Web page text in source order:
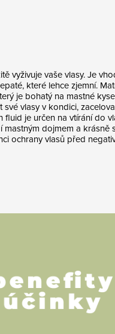
vyživuje vaše vlasy. Je
které lehce zjemní.
je bohatý na mastné
vlasy v kondici,
je určen na vtírání do
mastným dojmem a krásně
ochrany vlasů před